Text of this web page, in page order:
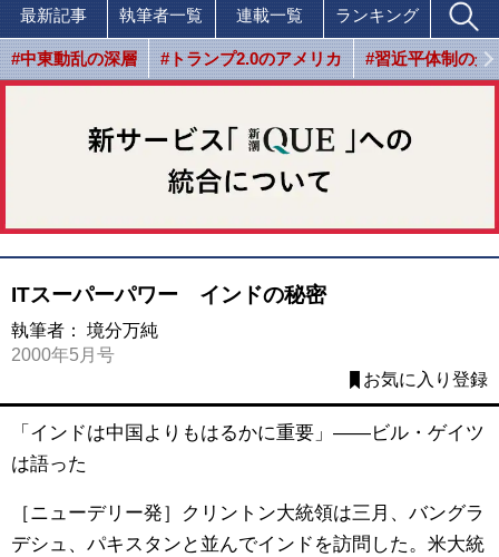
最新記事 執筆者一覧 連載一覧 ランキング
#中東動乱の深層 #トランプ2.0のアメリカ #習近平体制の光
ITスーパーパワー インドの秘密
執筆者： 境分万純
2000年5月号
お気に入り登録
「インドは中国よりもはるかに重要」――ビル・ゲイツ
は語った
［ニューデリー発］クリントン大統領は三月、バングラ
デシュ、パキスタンと並んでインドを訪問した。米大統